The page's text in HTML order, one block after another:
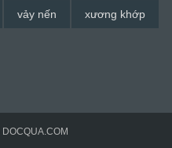
vảy nến xương khớp
DOCQUA.COM